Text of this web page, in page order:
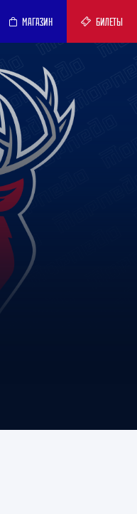
МАГАЗИН БИЛЕТЫ